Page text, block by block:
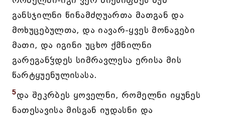
განსჯილნი წინამძღუართა მათგან და
მოხუცებულთა, და იავარ-ყვეს მონაგები
მათი, და იგინი უცხო ქმნილნი
გარეგანჴდეს სიმრავლესა ერისა მის
წარტყუენულისასა.
5და შეკრბეს ყოველნი, რომელნი იყუნეს
ნათესავისა მისგან იუდასნი და